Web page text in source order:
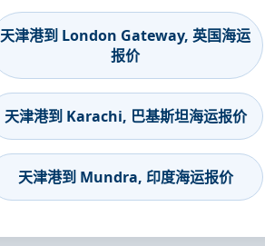
天津港到 London Gateway, 英国海运
报价
天津港到 Karachi, 巴基斯坦海运报价
天津港到 Mundra, 印度海运报价